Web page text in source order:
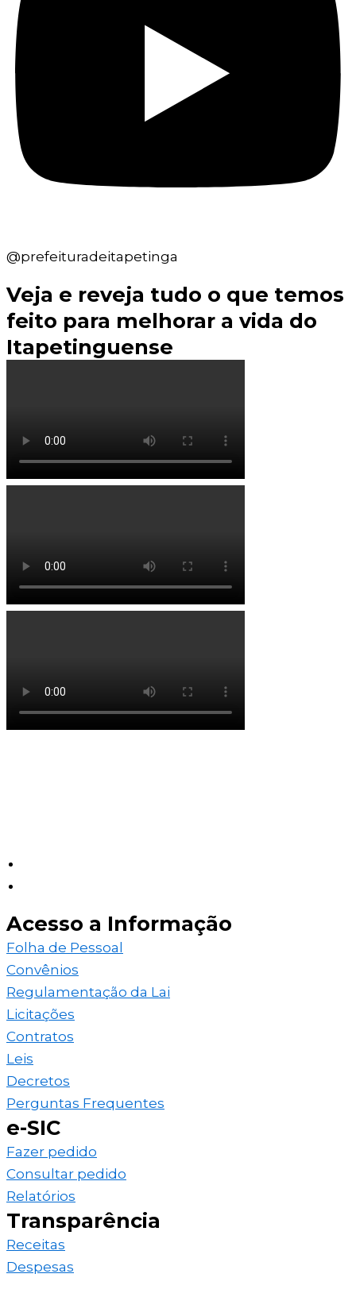
@prefeituradeitapetinga
Veja e reveja tudo o que temos
feito para melhorar a vida do
Itapetinguense
Acesso a Informação
Folha de Pessoal
Convênios
Regulamentação da Lai
Licitações
Contratos
Leis
Decretos
Perguntas Frequentes
e-SIC
Fazer pedido
Consultar pedido
Relatórios
Transparência
Receitas
Despesas